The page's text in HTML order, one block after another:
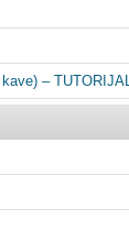
– TUTORIJAL